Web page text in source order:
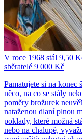
V roce 1968 stál 9,50
sběratelé 9 000 Kč
Pamatujete si na konec
něco, na co se stály
poměry brožurek
nataženou dlaní plnou
poklady, které možná
nebo na chalupě,